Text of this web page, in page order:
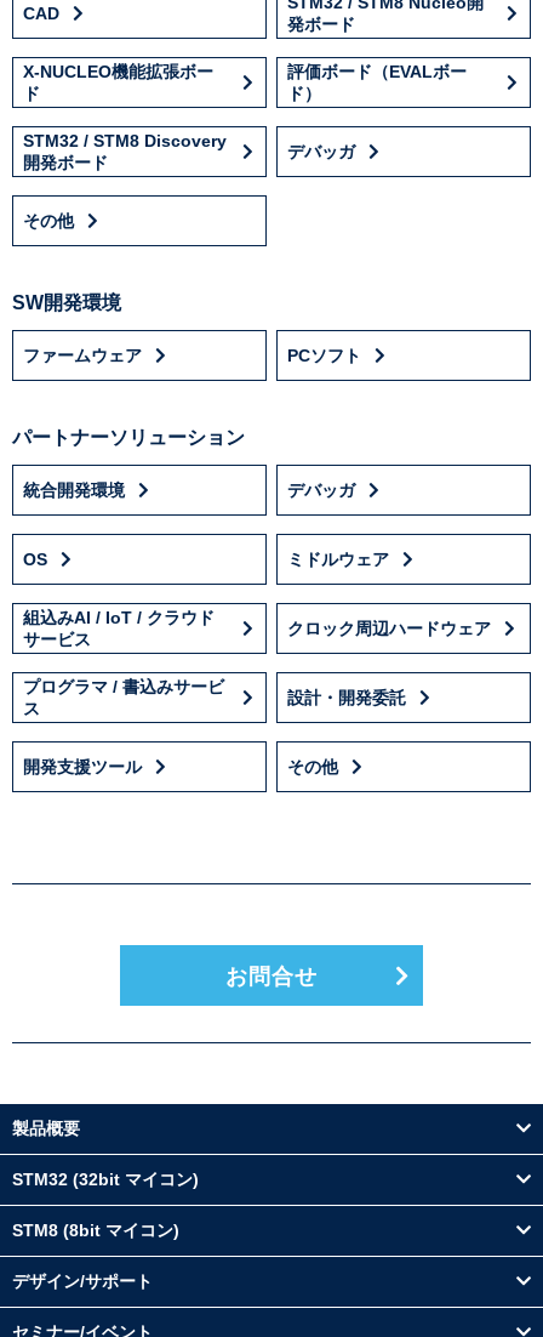
CAD
発ボード
X-NUCLEO機能拡張ボー
ド
評価ボード（EVALボー
ド）
STM32 / STM8 Discovery
開発ボード
デバッガ
その他
SW開発環境
ファームウェア PCソフト
パートナーソリューション
統合開発環境 デバッガ
OS ミドルウェア
組込みAI / IoT / クラウド
サービス
クロック周辺ハードウェア
プログラマ / 書込みサービ
ス
設計・開発委託
開発支援ツール その他
お問合せ
製品概要
STM32 (32bit マイコン)
STM8 (8bit マイコン)
デザイン/サポート
セミナー/イベント